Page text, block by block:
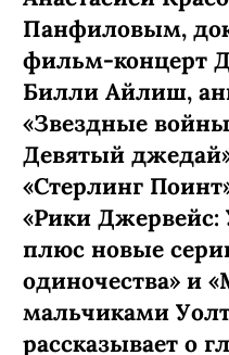
Панфиловым,
фильм-концерт
Билли Айлиш,
«Звездные
Девятый
«Стерлинг
«Рики
плюс новые
одиночества» и
мальчиками
рассказывает о